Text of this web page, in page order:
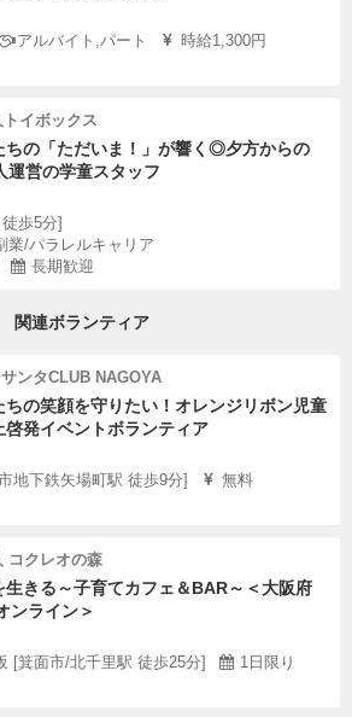
アルバイト,パート
時給1,300円
トイボックス
ちの「ただいま！」が響く◎夕方からの
運営の学童スタッフ
歩5分]
業/パラレルキャリア
長期歓迎
関連ボランティア
ンタCLUB NAGOYA
ちの笑顔を守りたい！オレンジリボン児童
啓発イベントボランティア
地下鉄矢場町駅 徒歩9分]
無料
コクレオの森
生きる～子育てカフェ＆BAR～＜大阪府
ンライン＞
[箕面市/北千里駅 徒歩25分]
1日限り